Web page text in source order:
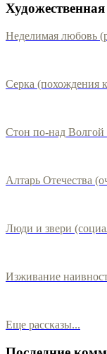
Неделимая любовь
Серка (похождения
Стон по-над Волгой
Алтарь Отечества
Люди и звери
Изживание
Еще рассказы...